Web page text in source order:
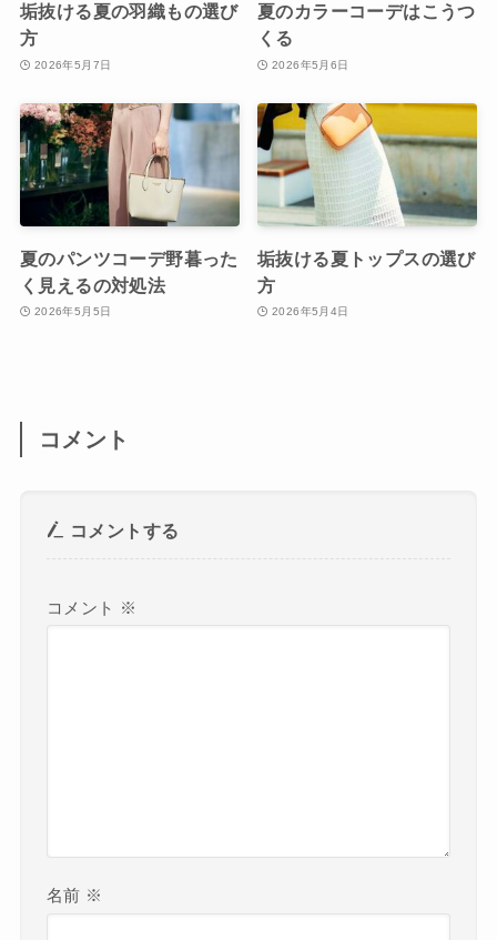
垢抜ける夏の羽織もの選び
方
2026年5月7日
夏のカラーコーデはこうつ
くる
2026年5月6日
夏のパンツコーデ野暮った
く見えるの対処法
2026年5月5日
垢抜ける夏トップスの選び
方
2026年5月4日
コメント
コメントする
コメント ※
名前 ※